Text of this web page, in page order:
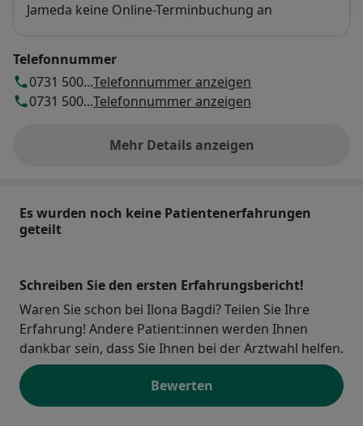
Jameda keine Online-Terminbuchung an
Telefonnummer
0731 500...Telefonnummer anzeigen
0731 500...Telefonnummer anzeigen
Mehr Details anzeigen
über die Adresse
Es wurden noch keine Patientenerfahrungen
geteilt
Schreiben Sie den ersten Erfahrungsbericht!
Waren Sie schon bei Ilona Bagdi? Teilen Sie Ihre
Erfahrung! Andere Patient:innen werden Ihnen
dankbar sein, dass Sie Ihnen bei der Arztwahl helfen.
Bewerten